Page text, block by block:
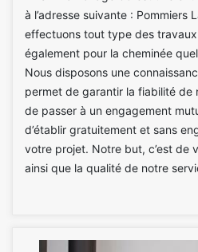
à l’adresse suivante : Pommiers
effectuons tout type des
également pour la cheminée
Nous disposons une
permet de garantir la fiabilité de
de passer à un engagement
d’établir gratuitement et sans
votre projet. Notre but, c’est de
ainsi que la qualité de notre